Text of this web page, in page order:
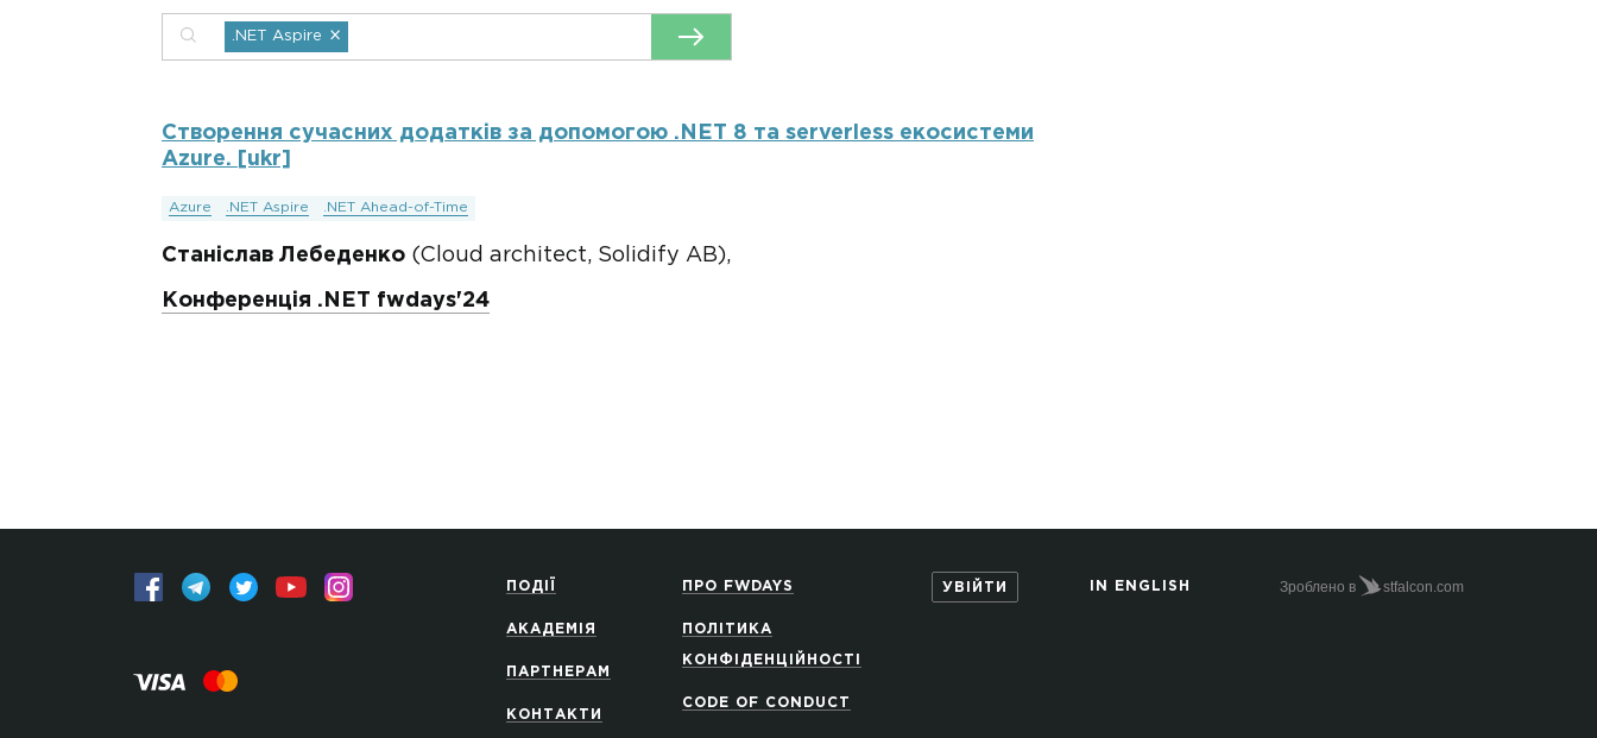
.NET Aspire ×
Створення сучасних додатків за допомогою .NET 8 та serverless екосистеми
Azure. [ukr]
Azure .NET Aspire .NET Ahead-of-Time
Станіслав Лебеденко (Cloud architect, Solidify AB),
Конференція .NET fwdays'24
ПОДІЇ
АКАДЕМІЯ
ПАРТНЕРАМ
КОНТАКТИ
ПРО FWDAYS
ПОЛІТИКА
КОНФІДЕНЦІЙНОСТІ
CODE OF CONDUCT
УВІЙТИ IN ENGLISH Зроблено в stfalcon.com